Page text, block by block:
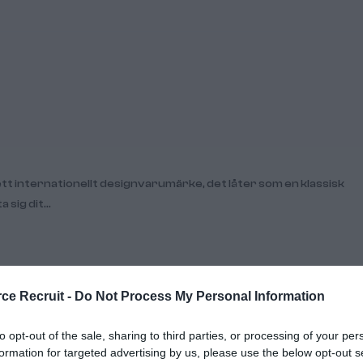
Recruit - Do Not Process My Personal Information
opt-out of the sale, sharing to third parties, or processing of your
for targeted advertising by us, please use the below opt-out
internationellt designvarumärke, det låter som en klassisk
sig dit…
bygger Twistshake global tillväxt